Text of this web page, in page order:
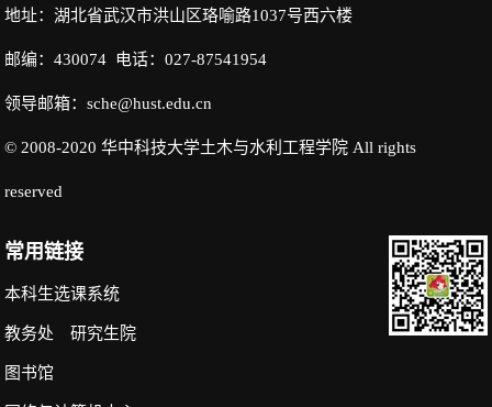
地址：湖北省武汉市洪山区珞喻路1037号西六楼
邮编：430074 电话：027-87541954
领导邮箱：sche@hust.edu.cn
© 2008-2020 华中科技大学土木与水利工程学院 All rights
reserved
常用链接
本科生选课系统
教务处 研究生院
图书馆